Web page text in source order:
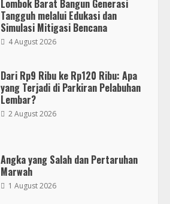
Lombok Barat Bangun Generasi
Tangguh melalui Edukasi dan
Simulasi Mitigasi Bencana
4 August 2026
Dari Rp9 Ribu ke Rp120 Ribu: Apa
yang Terjadi di Parkiran Pelabuhan
Lembar?
2 August 2026
Angka yang Salah dan Pertaruhan
Marwah
1 August 2026